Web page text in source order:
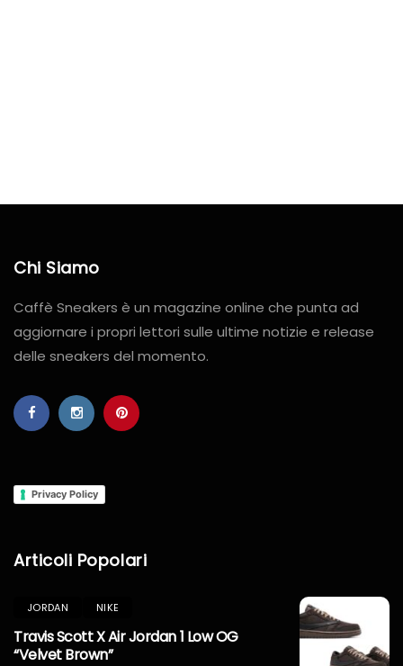
Chi Siamo
Caffè Sneakers è un magazine online che punta ad
aggiornare i propri lettori sulle ultime notizie e release
delle sneakers del momento.
Privacy Policy
Articoli Popolari
JORDAN NIKE
Travis Scott X Air Jordan 1 Low OG
“Velvet Brown”